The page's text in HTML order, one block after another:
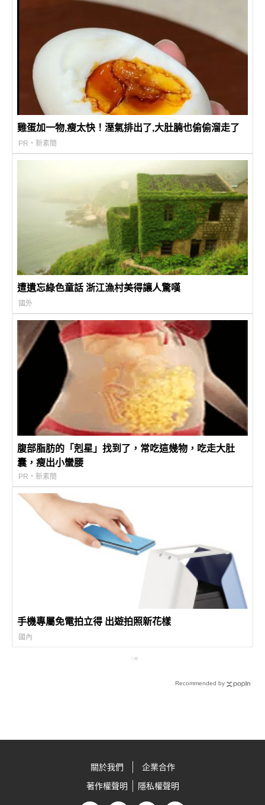
雞蛋加一物,瘦太快！溼氣排出了,大肚腩也偷偷溜走了
PR・新素簡
遭遺忘綠色童話 浙江漁村美得讓人驚嘆
國外
腹部脂肪的「剋星」找到了，常吃這幾物，吃走大肚
囊，瘦出小蠻腰
PR・新素簡
手機專屬免電拍立得 出遊拍照新花樣
國內
Recommended by
關於我們
企業合作
著作權聲明
隱私權聲明